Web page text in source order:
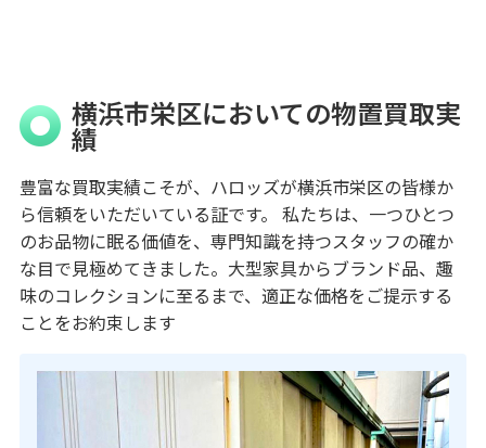
横浜市栄区においての物置買取実
績
豊富な買取実績こそが、ハロッズが横浜市栄区の皆様か
ら信頼をいただいている証です。 私たちは、一つひとつ
のお品物に眠る価値を、専門知識を持つスタッフの確か
な目で見極めてきました。大型家具からブランド品、趣
味のコレクションに至るまで、適正な価格をご提示する
ことをお約束します